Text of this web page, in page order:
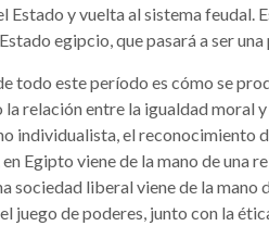
Estado y vuelta al sistema
egipcio, que pasará a ser
todo este período es cómo se
relación entre la igualdad moral
individualista, el reconocimiento
Egipto viene de la mano de una
sociedad liberal viene de la mano
juego de poderes, junto con la